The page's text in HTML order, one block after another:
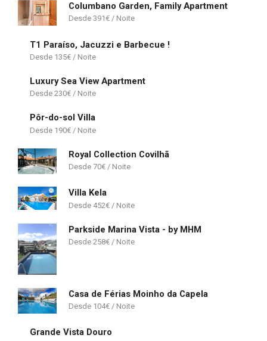
Columbano Garden, Family Apartment
391€
T1 Paraíso, Jacuzzi e Barbecue !
135€
Luxury Sea View Apartment
230€
Pôr-do-sol Villa
190€
Royal Collection Covilhã
70€
Villa Kela
452€
Parkside Marina Vista - by MHM
258€
Casa de Férias Moinho da Capela
104€
Grande Vista Douro